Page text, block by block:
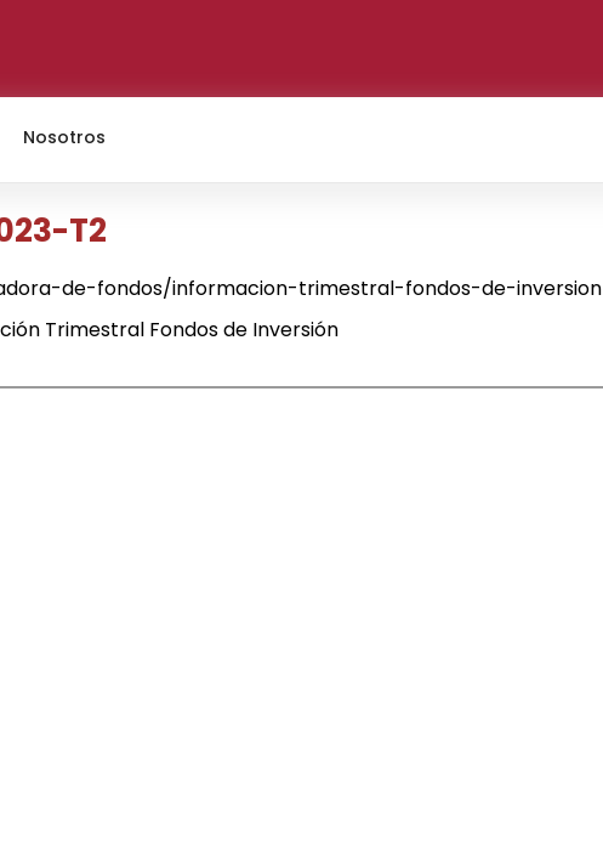
Nosotros
T2
de-fondos/informacion-trimestral-fondos-de-inversion
Trimestral Fondos de Inversión